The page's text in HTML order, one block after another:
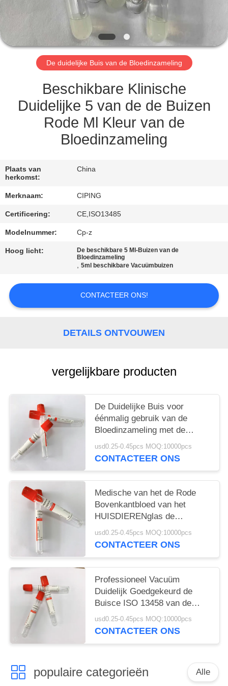
ONS
VERZOEK
CITAAT
SITEMAP
PRIVACY
POLICY
De duidelijke Buis van de Bloedinzameling
Beschikbare Klinische
Duidelijke 5 van de de Buizen
Rode Ml Kleur van de
Bloedinzameling
Plaats van
herkomst:
China
Merknaam: CIPING
Certificering: CE,ISO13485
Modelnummer: Cp-z
Hoog licht:
De beschikbare 5 Ml-Buizen van de
Bloedinzameling
,5ml beschikbare Vacuümbuizen
CONTACTEER ONS!
DETAILS ONTVOUWEN
vergelijkbare producten
De Duidelijke Buis voor
éénmalig gebruik van de
Bloedinzameling met de
Vlindernaald van de
Bloedinzameling
usd0.25-0.45pcs MOQ:10000pcs
CONTACTEER ONS
Medische van het de Rode
Bovenkantbloed van het
HUISDIERENglas de
Inzamelingsbuizen Geen
Bijkomende 1ML-10ML
usd0.25-0.45pcs MOQ:10000pcs
CONTACTEER ONS
Professioneel Vacuüm
Duidelijk Goedgekeurd de
Buisce ISO 13458 van de
Bloedinzameling
usd0.25-0.45pcs MOQ:10000pcs
CONTACTEER ONS
populaire categorieën Alle